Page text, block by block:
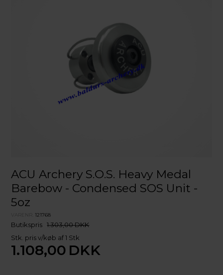
ACU Archery S.O.S. Heavy Medal
Barebow - Condensed SOS Unit -
5oz
121768
Butikspris 1.303,00 DKK
Stk. pris v/køb af 1 Stk
1.108,00 DKK